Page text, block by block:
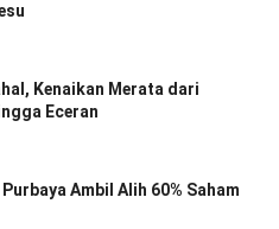
Kenaikan Merata dari
Eceran
Ambil Alih 60% Saham